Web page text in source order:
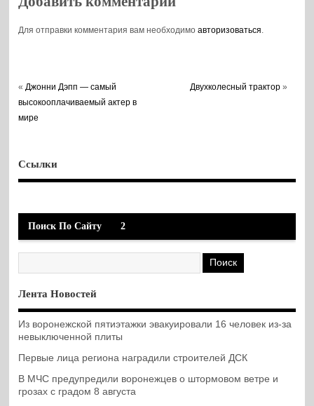
Для отправки комментария вам необходимоавторизоваться.
«Джонни Дэпп — самый
высокооплачиваемый актер в
мире
Двухколесный трактор »
Ссылки
Поиск По Сайту 2
Лента Новостей
Из воронежской пятиэтажки эвакуировали 16 человек из-за
невыключенной плиты
Первые лица региона наградили строителей ДСК
В МЧС предупредили воронежцев о штормовом ветре и
грозах с градом 8 августа